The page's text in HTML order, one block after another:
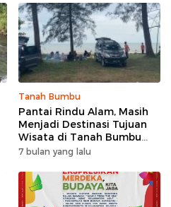
Tanah Bumbu
Pantai Rindu Alam, Masih
Menjadi Destinasi Tujuan
Wisata di Tanah Bumbu
dengan Rindangnya Pohon
7 bulan yang lalu